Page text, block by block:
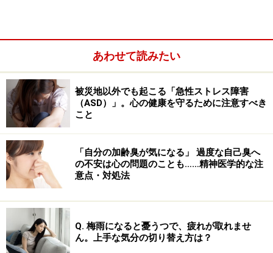
「吐く」を意識した深い呼吸と「ゆっく
り」生活
あわせて読みたい
被災地以外でも起こる「急性ストレス障害
（ASD）」。心の健康を守るために注意すべき
こと
「自分の加齢臭が気になる」 過度な自己臭へ
の不安は心の問題のことも……精神医学的な注
意点・対処法
Q. 梅雨になると憂うつで、疲れが取れませ
ん。上手な気分の切り替え方は？